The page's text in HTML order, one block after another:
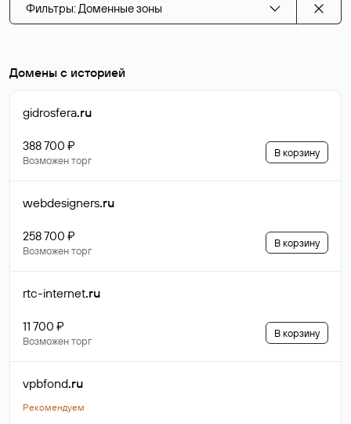
Фильтры: Доменные зоны
Домены с историей
gidrosfera.ru
388 700 ₽
Возможен торг
В корзину
webdesigners.ru
258 700 ₽
Возможен торг
В корзину
rtc-internet.ru
11 700 ₽
Возможен торг
В корзину
vpbfond.ru
Рекомендуем